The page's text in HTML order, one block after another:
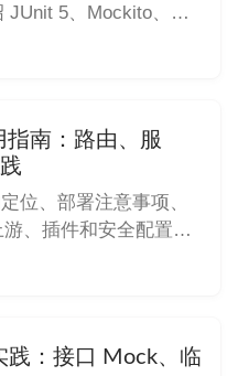
5、Mockito、
测试切片、
指南：路由、服
位、部署注意事项、
、插件和安全配置，
API 网关。
践：接口 Mock、临